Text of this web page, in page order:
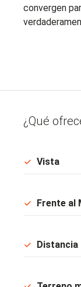
convergen
¿Qué
Vista
Frente al
Distancia